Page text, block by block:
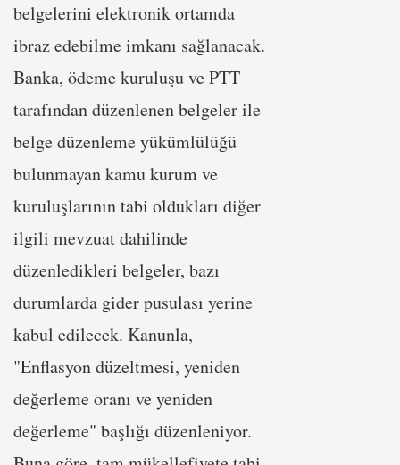
belgelerini elektronik ortamda
ibraz edebilme imkanı sağlanacak.
Banka, ödeme kuruluşu ve PTT
tarafından düzenlenen belgeler ile
belge düzenleme yükümlülüğü
bulunmayan kamu kurum ve
kuruluşlarının tabi oldukları diğer
ilgili mevzuat dahilinde
düzenledikleri belgeler, bazı
durumlarda gider pusulası yerine
kabul edilecek. Kanunla,
"Enflasyon düzeltmesi, yeniden
değerleme oranı ve yeniden
değerleme" başlığı düzenleniyor.